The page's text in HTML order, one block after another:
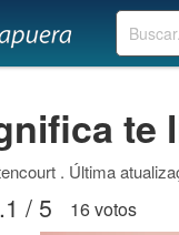
te
. Última
/ 5 16 votos